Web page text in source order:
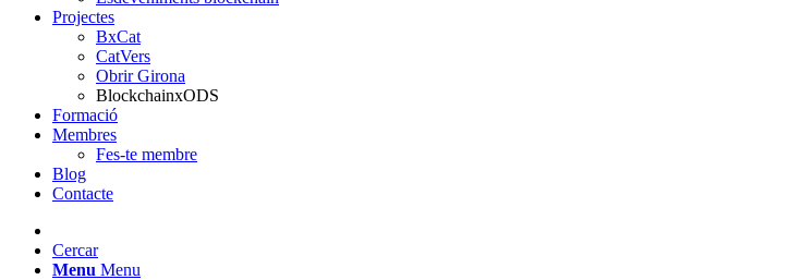
Projectes
BxCat
CatVers
Obrir Girona
BlockchainxODS
Formació
Membres
Fes-te membre
Blog
Contacte
Cercar
Menu Menu